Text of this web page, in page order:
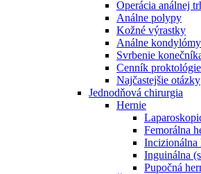
Operácia análnej
Análne polypy
Kožné výrastky
Análne
Svrbenie
Cenník proktológie
Najčastejšie otázky
Jednodňová chirurgia
Hernie
Femorálna
Incizionálna
Inguinálna
Pupočná